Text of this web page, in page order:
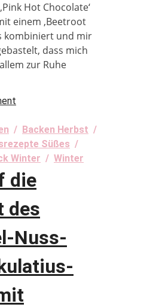
Hot Chocolate‘
einem ‚Beetroot
kombiniert und mir
dass mich
zur Ruhe
/ Backen Herbst /
Süßes /
Winter / Winter
die
des
Nuss-